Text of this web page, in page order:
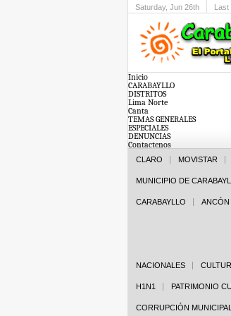
Saturday, Jun 26th Last
Inicio
CARABAYLLO
DISTRITOS
Lima Norte
Canta
TEMAS GENERALES
ESPECIALES
DENUNCIAS
Contactenos
CLARO MOVISTAR
MUNICIPIO DE
CARABAYLLO ANCÓN
NACIONALES
H1N1 PATRIMONIO
CORRUPCIÓN MUNICIPAL